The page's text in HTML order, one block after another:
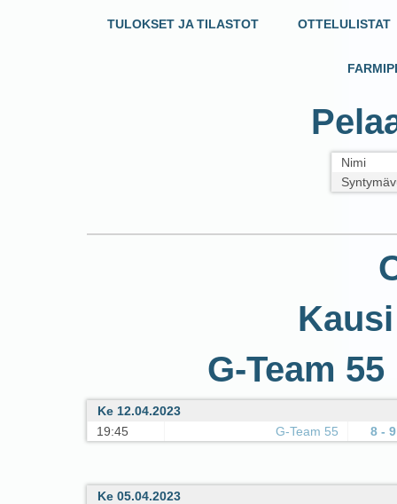
TULOKSET JA TILASTOT OTTELULISTAT
Nimi
G-Team
Ke 12.04.2023
19:45
G-Team 55 8 - 9
Ke 05.04.2023